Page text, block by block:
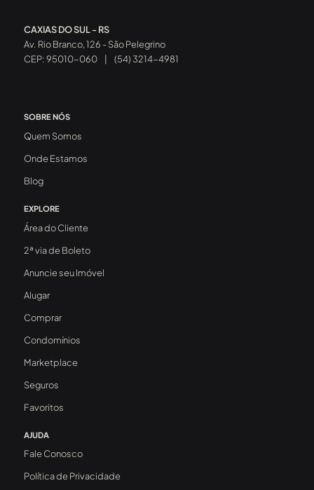
CAXIAS DO SUL - RS
Av. Rio Branco, 126 - São Pelegrino
CEP: 95010-060
(54) 3214-4981
SOBRE NÓS
Quem Somos
Onde Estamos
Blog
EXPLORE
Área do Cliente
2ª via de Boleto
Anuncie seu Imóvel
Alugar
Comprar
Condomínios
Marketplace
Seguros
Favoritos
AJUDA
Fale Conosco
Política de Privacidade